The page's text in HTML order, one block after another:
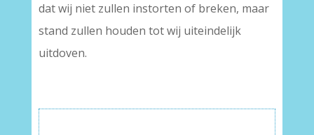
dat wij niet zullen instorten of breken, maar
stand zullen houden tot wij uiteindelijk
uitdoven.